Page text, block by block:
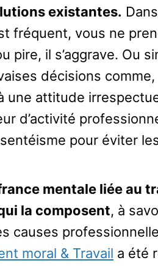
existantes.
fréquent, vous ne
pire, il s’aggrave. Ou
décisions
une attitude
d’activité
pour éviter
mentale liée au
la composent, à
causes
moral & Travail a été